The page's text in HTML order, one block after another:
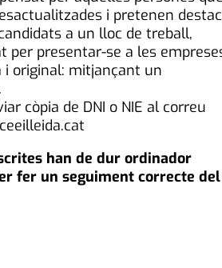
i pretenen
a un lloc de treball,
per presentar-se a les
original: mitjançant un
còpia de DNI o NIE al correu
han de dur ordinador
fer un seguiment correcte del